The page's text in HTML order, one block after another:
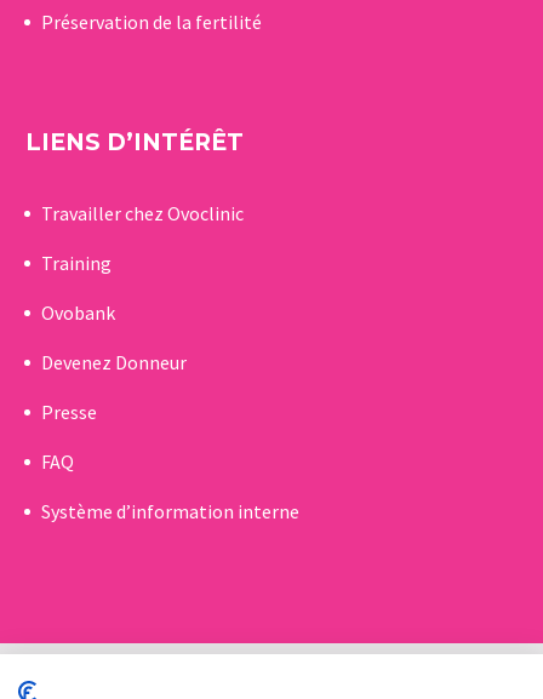
Préservation de la fertilité
LIENS D’INTÉRÊT
Travailler chez Ovoclinic
Training
Ovobank
Devenez Donneur
Presse
FAQ
Système d’information interne